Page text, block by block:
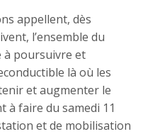
appellent, dès
l’ensemble du
à poursuivre et
là où les
et augmenter le
à faire du samedi 11
et de mobilisation